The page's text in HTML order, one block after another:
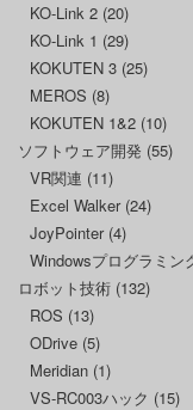
KO-Link 2 (20)
KO-Link 1 (29)
KOKUTEN 3 (25)
MEROS (8)
KOKUTEN 1&2 (10)
ソフトウェア開発 (55)
VR関連 (11)
Excel Walker(24)
JoyPointer(4)
Windowsプログラミン
ロボット技術 (132)
ROS (13)
ODrive (5)
Meridian (1)
VS-RC003ハック (15)